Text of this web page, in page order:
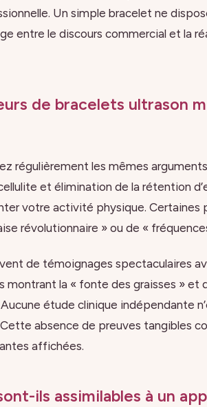
Un simple bracelet ne
entre le discours commercial et la
de bracelets ultrason
régulièrement les mêmes
et élimination de la rétention
votre activité physique. Certaines
révolutionnaire » ou de «
de témoignages spectaculaires
montrant la « fonte des graisses » et
étude clinique indépendante
absence de preuves tangibles
affichées.
ils assimilables à un